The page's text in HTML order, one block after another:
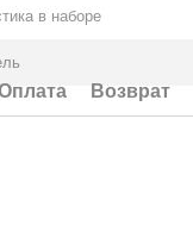
в наборе
Возврат